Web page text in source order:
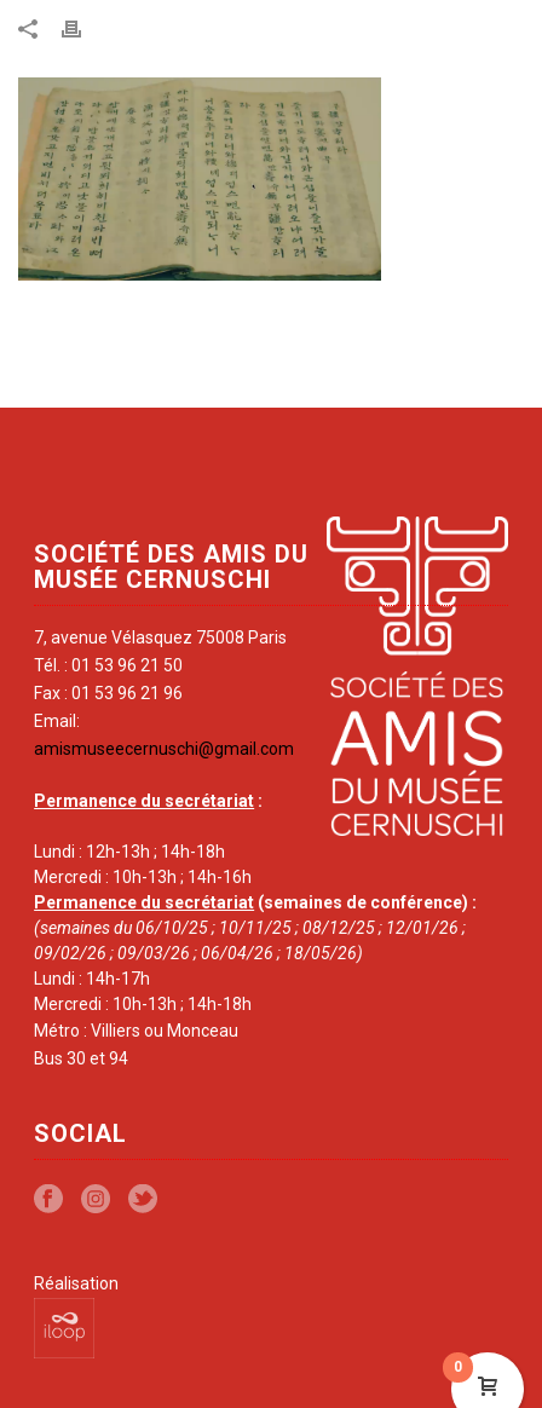
SOCIÉTÉ DES AMIS DU
MUSÉE CERNUSCHI
7, avenue Vélasquez 75008 Paris
Tél. : 01 53 96 21 50
Fax : 01 53 96 21 96
Email:
amismuseecernuschi@gmail.com
Permanence du secrétariat :
Lundi : 12h-13h ; 14h-18h
Mercredi : 10h-13h ; 14h-16h
Permanence du secrétariat (semaines de conférence) :
(semaines du 06/10/25 ; 10/11/25 ; 08/12/25 ; 12/01/26 ;
09/02/26 ; 09/03/26 ; 06/04/26 ; 18/05/26)
Lundi : 14h-17h
Mercredi : 10h-13h ; 14h-18h
Métro : Villiers ou Monceau
Bus 30 et 94
SOCIAL
Réalisation
0